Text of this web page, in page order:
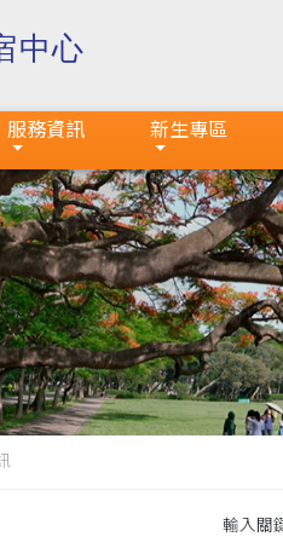
服務資訊 新生專區
輸入關